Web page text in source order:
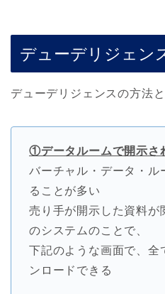
デューデリジェン
デューデリジェンスの方法
①データルームで開示さ
バーチャル・データ・ル
ることが多い
売り手が開示した資料が
のシステムのことで、
下記のような画面で、全
ンロードできる